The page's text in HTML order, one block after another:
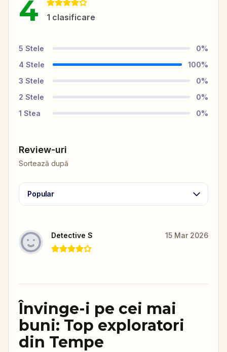
4 1 clasificare
5 Stele 0%
4 Stele 100%
3 Stele 0%
2 Stele 0%
1 Stea 0%
Review-uri
Sortează după
Popular
Detective S 15 Mar 2026
Învinge-i pe cei mai
buni: Top exploratori
din Tempe